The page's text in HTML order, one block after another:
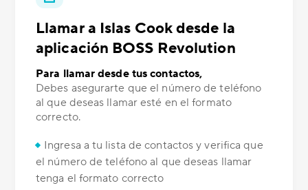
Llamar a Islas Cook desde la
aplicación BOSS Revolution
Para llamar desde tus contactos,
Debes asegurarte que el número de teléfono
al que deseas llamar esté en el formato
correcto.
Ingresa a tu lista de contactos y verifica que
el número de teléfono al que deseas llamar
tenga el formato correcto